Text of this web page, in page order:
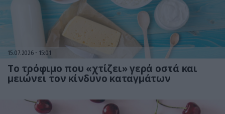
15.07.2026 15:01
Το τρόφιμο που «χτίζει» γερά οστά και
μειώνει τον κίνδυνο καταγμάτων